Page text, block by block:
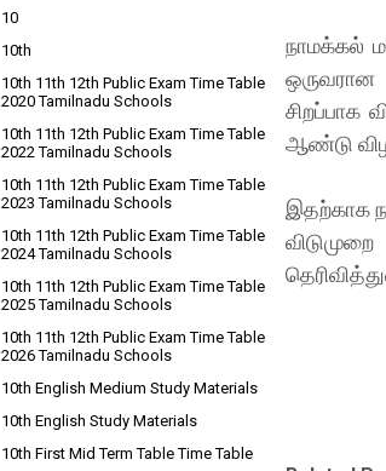
நாமக்கல்
சிறப்பாக
ஆண்டு
இதற்காக
10
10th
10th 11th 12th Public Exam Time Table
2020 Tamilnadu Schools
10th 11th 12th Public Exam Time Table
2022 Tamilnadu Schools
10th 11th 12th Public Exam Time Table
2023 Tamilnadu Schools
10th 11th 12th Public Exam Time Table
2024 Tamilnadu Schools
10th 11th 12th Public Exam Time Table
2025 Tamilnadu Schools
10th 11th 12th Public Exam Time Table
2026 Tamilnadu Schools
10th English Medium Study Materials
10th English Study Materials
10th First Mid Term Table Time Table